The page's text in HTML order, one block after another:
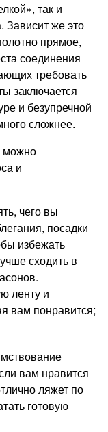
так и
Зависит же это
прямое,
соединения
требовать
заключается
и безупречной
сложнее.
можно
и
чего вы
посадки
избежать
сходить в
ленту и
вам понравится;
вам нравится
ляжет по
готовую